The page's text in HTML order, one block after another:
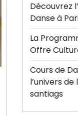
Découvrez
Danse à
La
Offre
Cours de
l’univers
santiags